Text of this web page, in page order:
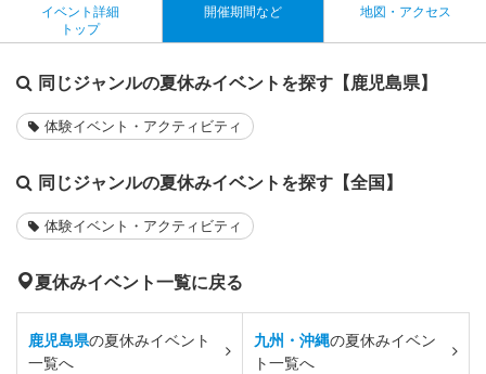
イベント詳細
トップ
開催期間など 地図・アクセス
同じジャンルの夏休みイベントを探す【鹿児島県】
体験イベント・アクティビティ
同じジャンルの夏休みイベントを探す【全国】
体験イベント・アクティビティ
夏休みイベント一覧に戻る
鹿児島県の夏休みイベント
一覧へ
九州・沖縄の夏休みイベン
ト一覧へ